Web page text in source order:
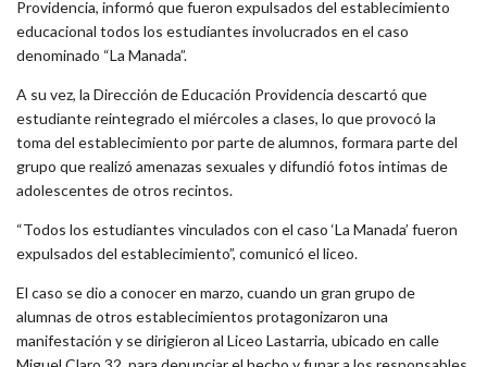
Providencia, informó que fueron expulsados del establecimiento
educacional todos los estudiantes involucrados en el caso
denominado “La Manada”.
A su vez, la Dirección de Educación Providencia descartó que
estudiante reintegrado el miércoles a clases, lo que provocó la
toma del establecimiento por parte de alumnos, formara parte del
grupo que realizó amenazas sexuales y difundió fotos intimas de
adolescentes de otros recintos.
“Todos los estudiantes vinculados con el caso ‘La Manada’ fueron
expulsados del establecimiento”, comunicó el liceo.
El caso se dio a conocer en marzo, cuando un gran grupo de
alumnas de otros establecimientos protagonizaron una
manifestación y se dirigieron al Liceo Lastarria, ubicado en calle